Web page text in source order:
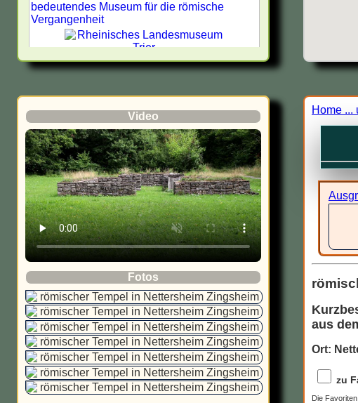
Video
Fotos
bedeutendes Museum für die römische
Vergangenheit
Bewertung:
Bewertungsnote: 1
Augusta Treverorum
Geschichte:
--
Lage:
in Trier zwischen Kaiserthermen und
Konstantinbasilika
Aktuell zu sehen:
Das Museum stellt in seiner
Dauerausstellung 200.000 Jahre Geschichte
für die Trierer Region dar. Auch aus der
Steinzeit sind hier Fundstücke vorhanden.
Der größte Teil widmet sich jedoch den
zahlreichen Funden aus der römischen Zeit.
Dazu gehören die Grabdenkmäler von
Römische Museen,
Archäologische Parks und
Deutschland - Antike Städte -
Römische Stätten in Hessen
Römische Stätten in Freiburg
Sehenswürdigkeiten aus
dem alten Rom in Neuss
Regensburg-Museum,
Legionslagermauer, Porta
Praetoria
Home ...
aus
Ort:
zu
Die